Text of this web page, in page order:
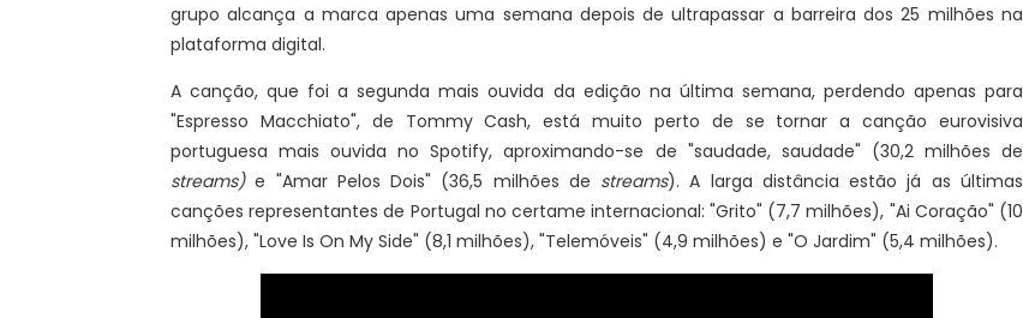
grupo alcança a marca apenas uma semana depois de ultrapassar a barreira dos 25 milhões na
plataforma digital.
A canção, que foi a segunda mais ouvida da edição na última semana, perdendo apenas para
"Espresso Macchiato", de Tommy Cash, está muito perto de se tornar a canção eurovisiva
portuguesa mais ouvida no Spotify, aproximando-se de "saudade, saudade" (30,2 milhões de
streams)e "Amar Pelos Dois" (36,5 milhões de streams). A larga distância estão já as últimas
canções representantes de Portugal no certame internacional: "Grito" (7,7 milhões), "Ai Coração" (10
milhões), "Love Is On My Side" (8,1 milhões), "Telemóveis" (4,9 milhões) e "O Jardim" (5,4 milhões).